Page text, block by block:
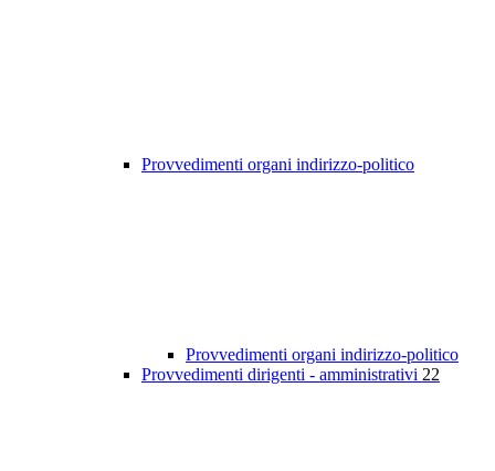
Provvedimenti organi indirizzo-politico
Provvedimenti organi indirizzo-politico
Provvedimenti dirigenti - amministrativi 22